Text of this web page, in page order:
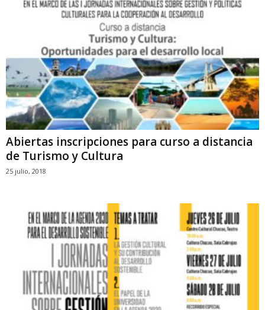
Abiertas inscripciones para curso a distancia
de Turismo y Cultura
25 julio, 2018